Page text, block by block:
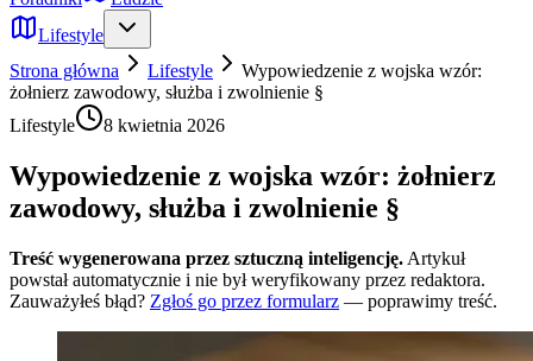
Lifestyle
Strona główna
Lifestyle
Wypowiedzenie z wojska wzór:
żołnierz zawodowy, służba i zwolnienie §
Lifestyle
8 kwietnia 2026
Wypowiedzenie z wojska wzór: żołnierz
zawodowy, służba i zwolnienie §
Treść wygenerowana przez sztuczną inteligencję. Artykuł
powstał automatycznie i nie był weryfikowany przez redaktora.
Zauważyłeś błąd? Zgłoś go przez formularz — poprawimy treść.